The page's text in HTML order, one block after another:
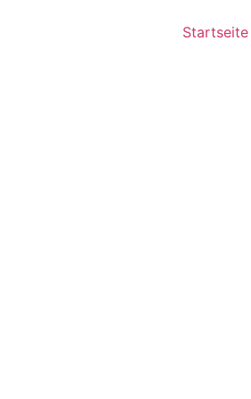
Startseite